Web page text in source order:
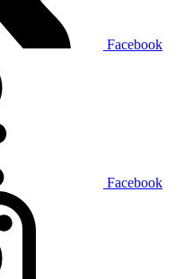
Facebook
Facebook